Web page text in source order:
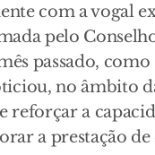
com a vogal
pelo
passado, como
no âmbito
reforçar a
a prestação